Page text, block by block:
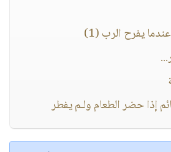
يفرح الرب (1)
إذا حضر الطعام ولـم يفطر